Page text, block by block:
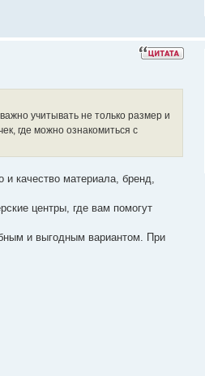
учитывать не только размер и
где можно ознакомиться с
качество материала, бренд,
центры, где вам помогут
и выгодным вариантом. При